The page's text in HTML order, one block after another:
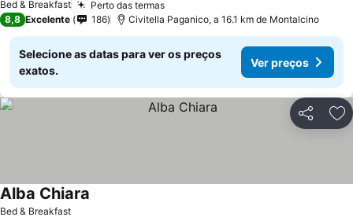
Bed & Breakfast Perto das termasVer preços
8,8 Excelente 186 Civitella Paganico, a 16.1 km de Montalcino
Selecione as datas para ver os preços
exatos.
Ver preços
Partilhar
Bed & Breakfast
Alba Chiara